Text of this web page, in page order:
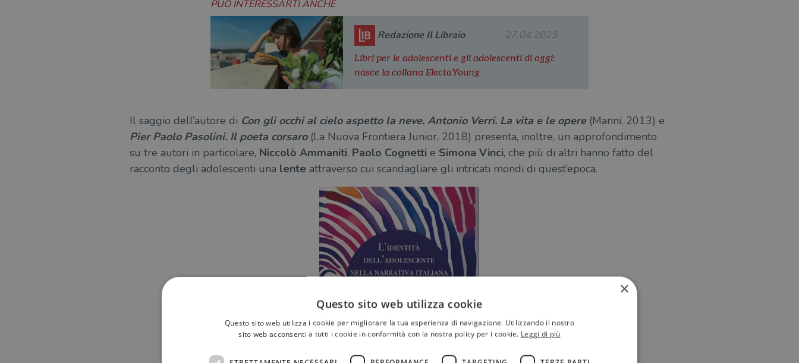
PUÒ INTERESSARTI ANCHE
Redazione Il Libraio 27.04.2023
Libri per le adolescenti e gli adolescenti di oggi:
nasce la collana ElectaYoung
Il saggio dell’autore di Con gli occhi al cielo aspetto la neve. Antonio Verri. La vita e le opere(Manni, 2013) e
Pier Paolo Pasolini. Il poeta corsaro(La Nuova Frontiera Junior, 2018) presenta, inoltre, un approfondimento
su tre autori in particolare, Niccolò Ammaniti, Paolo Cognettie Simona Vinci, che più di altri hanno fatto del
racconto degli adolescenti una lente attraverso cui scandagliare gli intricati mondi di quest’epoca.
×
Questo sito web utilizza cookie
Questo sito web utilizza i cookie per migliorare la tua esperienza di navigazione. Utilizzando il nostro
sito web acconsenti a tutti i cookie in conformità con la nostra policy per i cookie. Leggi di più